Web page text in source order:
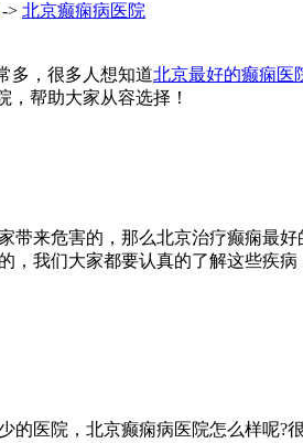
-> 北京癫痫病医院
多，很多人想知道北京最好的癫痫医
，帮助大家从容选择！
带来危害的，那么北京治疗癫痫最
，我们大家都要认真的了解这些疾
的医院，北京癫痫病医院怎么样呢